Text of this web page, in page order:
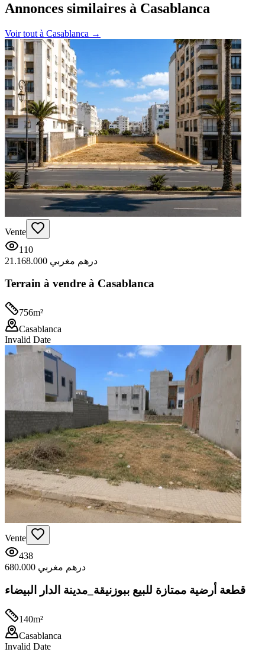
Annonces similaires à Casablanca
Voir tout à Casablanca →
Vente
110
21.168.000 درهم مغربي
Terrain à vendre à Casablanca
756m²
Casablanca
Invalid Date
Vente
438
680.000 درهم مغربي
قطعة أرضية ممتازة للبيع ببوزنيقة_مدينة الدار البيضاء
140m²
Casablanca
Invalid Date